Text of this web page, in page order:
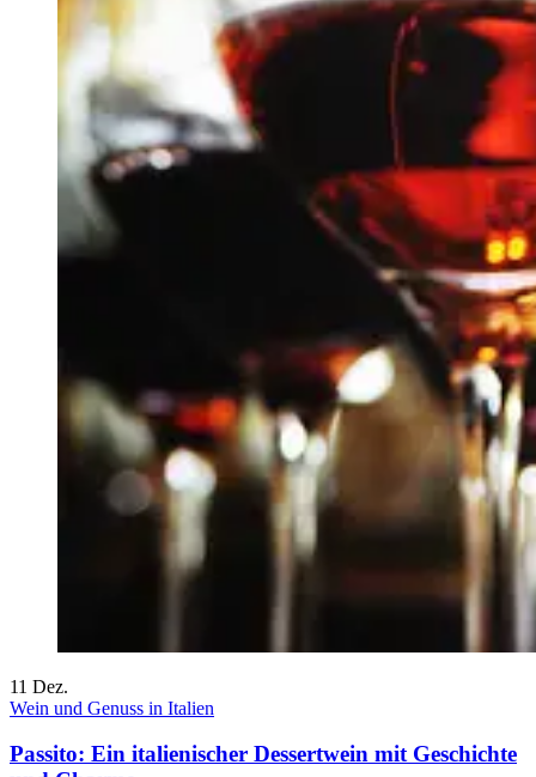
11 Dez.
Wein und Genuss in Italien
Passito: Ein italienischer Dessertwein mit Geschichte